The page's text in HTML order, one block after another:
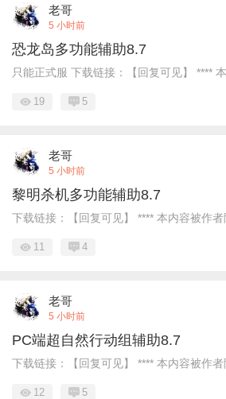
老哥
5 小时前
恐龙岛多功能辅助8.7
只能正式服 下载链接：【回复可见】 ****
19 5
老哥
5 小时前
黎明杀机多功能辅助8.7
下载链接：【回复可见】 **** 本内容被作者
11 4
老哥
5 小时前
PC端超自然行动组辅助8.7
下载链接：【回复可见】 **** 本内容被作者
12 5